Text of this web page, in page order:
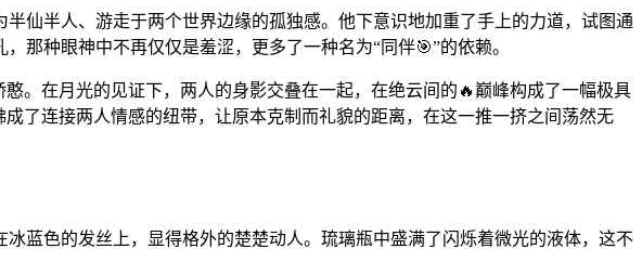
仙半人、游走于两个世界边缘的孤独感。他下意识地加重了手上的力道，试图通
那种眼神中不再仅仅是羞涩，更多了一种名为“同伴🎯”的依赖。
。在月光的见证下，两人的身影交叠在一起，在绝云间的🔥巅峰构成了一幅极具
了连接两人情感的纽带，让原本克制而礼貌的距离，在这一推一挤之间荡然无
蓝色的发丝上，显得格外的楚楚动人。琉璃瓶中盛满了闪烁着微光的液体，这不